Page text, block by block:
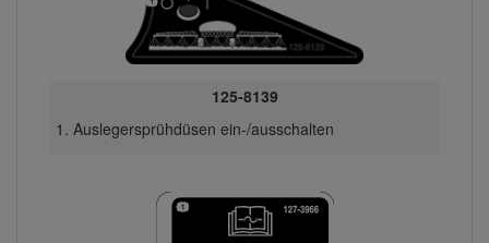
125-8139
Auslegersprühdüsen ein-/ausschalten